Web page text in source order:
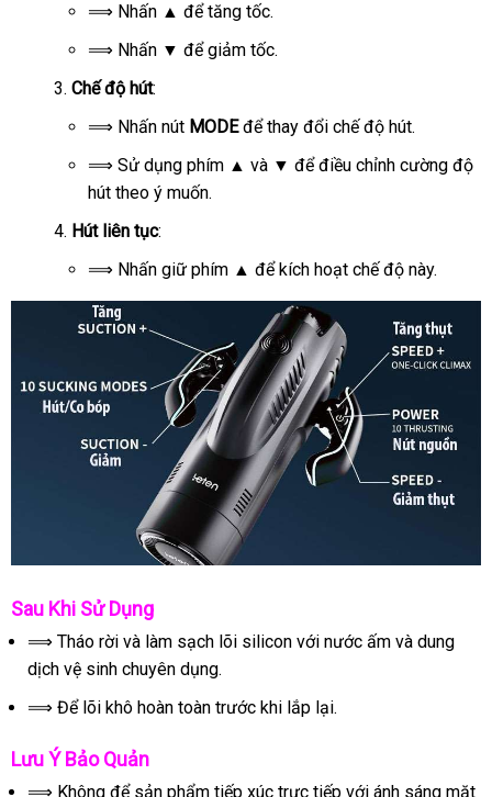
⟹ Nhấn ▲ để tăng tốc.
⟹ Nhấn ▼ để giảm tốc.
Chế độ hút:
⟹ Nhấn nút MODEđể thay đổi chế độ hút.
⟹ Sử dụng phím ▲ và ▼ để điều chỉnh cường độ
hút theo ý muốn.
Hút liên tục:
⟹ Nhấn giữ phím ▲ để kích hoạt chế độ này.
Sau Khi Sử Dụng
⟹ Tháo rời và làm sạch lõi silicon với nước ấm và dung
dịch vệ sinh chuyên dụng.
⟹ Để lõi khô hoàn toàn trước khi lắp lại.
Lưu Ý Bảo Quản
⟹ Không để sản phẩm tiếp xúc trực tiếp với ánh sáng mặt